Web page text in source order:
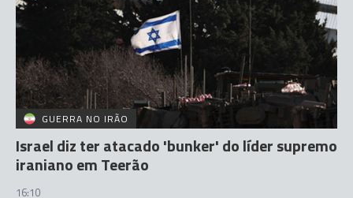
GUERRA NO IRÃO
Israel diz ter atacado 'bunker' do líder supremo
iraniano em Teerão
16:10